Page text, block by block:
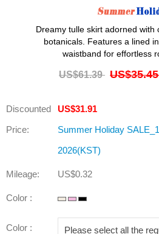
Dreamy tulle skirt adorned with
botanicals. Features a lined
waistband for effortless
US$61.39
Discounted
Price:
US$31.91
Summer Holiday
2026(KST)
Mileage: US$0.32
Color :
Color :